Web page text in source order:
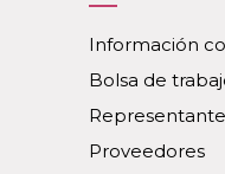
Información
Bolsa de
Proveedores